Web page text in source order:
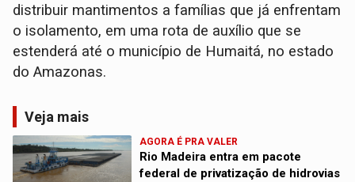
distribuir mantimentos a famílias que já enfrentam
o isolamento, em uma rota de auxílio que se
estenderá até o município de Humaitá, no estado
do Amazonas.
Veja mais
AGORA É PRA VALER
Rio Madeira entra em pacote
federal de privatização de hidrovias